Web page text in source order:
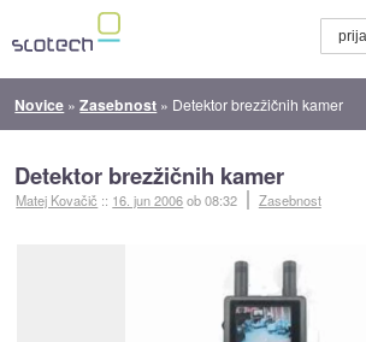
Novice »Zasebnost » Detektor brezžičnih kamer
Detektor brezžičnih kamer
Matej Kovačič :: 16. jun 2006ob 08:32 Zasebnost